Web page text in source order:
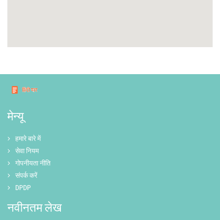
मेन्यू
हमारे बारे में
सेवा नियम
गोपनीयता नीति
संपर्क करें
DPDP
नवीनतम लेख